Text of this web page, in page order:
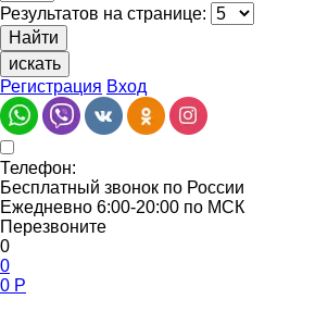
Результатов на странице:
Найти
искать
Регистрация Вход
Телефон:
Бесплатный звонок по России
Ежедневно 6:00-20:00 по МСК
Перезвоните
0
0
0 Р